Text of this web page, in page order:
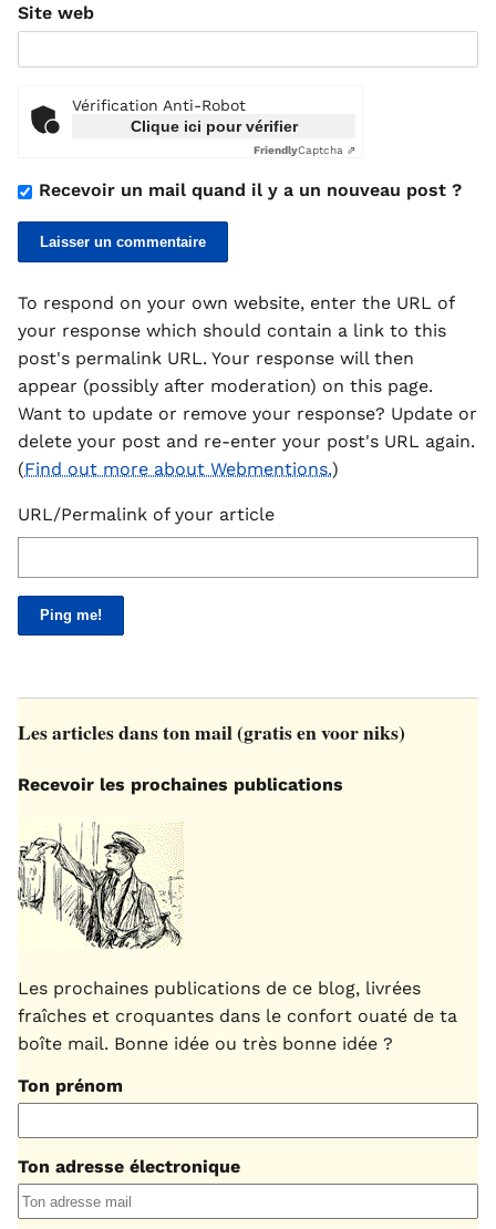
Site web
Vérification Anti-Robot
Clique ici pour vérifier
FriendlyCaptcha ⇗
Recevoir un mail quand il y a un nouveau post ?
To respond on your own website, enter the URL of
your response which should contain a link to this
post's permalink URL. Your response will then
appear (possibly after moderation) on this page.
Want to update or remove your response? Update or
delete your post and re-enter your post's URL again.
(Find out more about Webmentions.)
URL/Permalink of your article
Les articles dans ton mail (gratis en voor niks)
Recevoir les prochaines publications
Les prochaines publications de ce blog, livrées
fraîches et croquantes dans le confort ouaté de ta
boîte mail. Bonne idée ou très bonne idée ?
Ton prénom
Ton adresse électronique